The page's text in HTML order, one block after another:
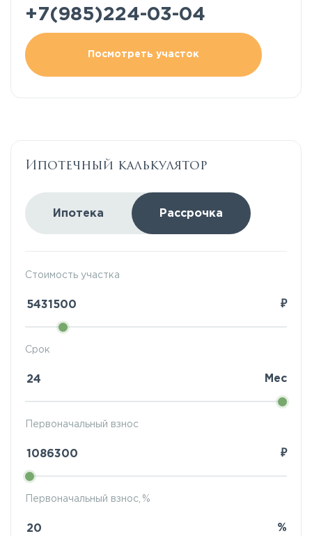
+7(985)224-03-04
Посмотреть участок
Ипотечный калькулятор
Ипотека Рассрочка
Стоимость участка
₽
Первоначальный взнос
₽
Срок
Мес
Первоначальный взнос, %
%